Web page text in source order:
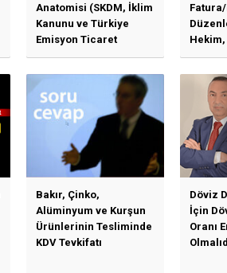
Anatomisi (SKDM, İklim
Kanunu ve Türkiye
Emisyon Ticaret
Sistemi (TR-ETS)
Hekim,
Bakır, Çinko,
Alüminyum ve Kurşun
Ürünlerinin Tesliminde
KDV Tevkifatı
Döviz
İçin
Oranı